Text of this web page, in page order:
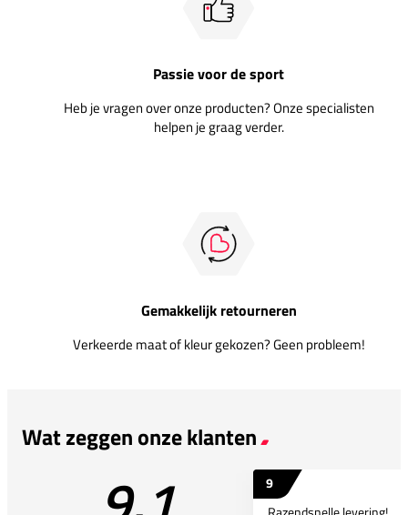
Passie voor de sport
Heb je vragen over onze producten? Onze specialisten
helpen je graag verder.
Gemakkelijk retourneren
Verkeerde maat of kleur gekozen? Geen probleem!
Wat zeggen onze klanten
9